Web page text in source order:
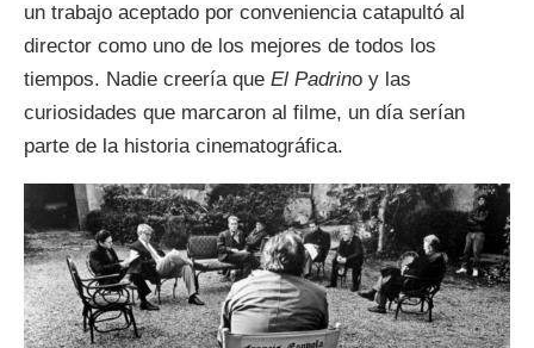
un trabajo aceptado por conveniencia catapultó al
director como uno de los mejores de todos los
tiempos. Nadie creería que El Padrino y las
curiosidades que marcaron al filme, un día serían
parte de la historia cinematográfica.